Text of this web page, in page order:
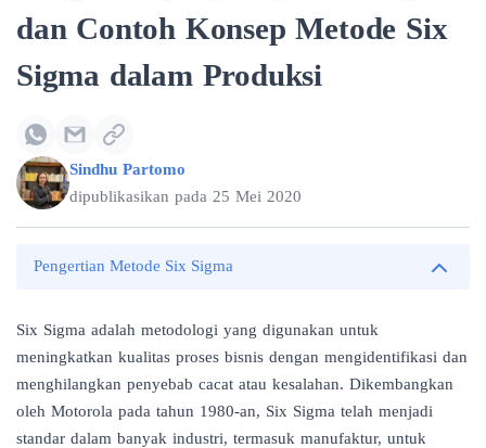
dan Contoh Konsep Metode Six
Sigma dalam Produksi
Sindhu Partomo
dipublikasikan pada 25 Mei 2020
Pengertian Metode Six Sigma
Six Sigma adalah metodologi yang digunakan untuk
meningkatkan kualitas proses bisnis dengan mengidentifikasi dan
menghilangkan penyebab cacat atau kesalahan. Dikembangkan
oleh Motorola pada tahun 1980-an, Six Sigma telah menjadi
standar dalam banyak industri, termasuk manufaktur, untuk